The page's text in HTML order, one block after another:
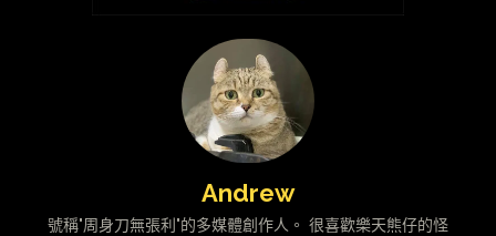
Andrew
號稱"周身刀無張利"的多媒體創作人。 很喜歡樂天熊仔的怪